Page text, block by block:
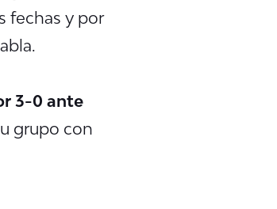
fechas y por
3-0 ante
grupo con